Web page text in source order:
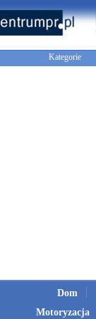
Kategorie
Dom
Motoryzacja